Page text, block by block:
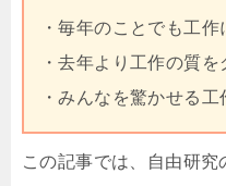
・毎年のことでも工
・去年より工作の質
・みんなを驚かせる工
この記事では、自由研究